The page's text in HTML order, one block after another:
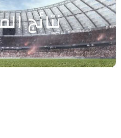
نتائج